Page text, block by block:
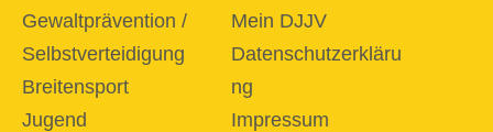
Gewaltprävention /
Selbstverteidigung
Breitensport
Jugend
Mein DJJV
Datenschutzerkläru
ng
Impressum